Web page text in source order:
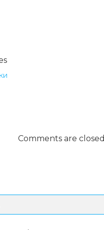
Comments are closed